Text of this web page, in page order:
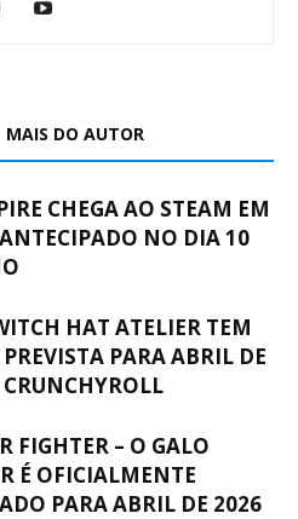
MAIS DO AUTOR
CHEGA AO STEAM EM
NO DIA 10
HAT ATELIER TEM
PREVISTA PARA ABRIL DE
FIGHTER – O GALO
É OFICIALMENTE
PARA ABRIL DE 2026